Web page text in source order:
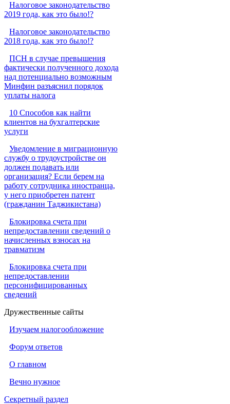
Налоговое законодательство
2019 года, как это было!?
Налоговое законодательство
2018 года, как это было!?
ПСН в случае превышения
фактически полученного дохода
над потенциально возможным
Минфин разъяснил порядок
уплаты налога
10 Способов как найти
клиентов на бухгалтерские
услуги
Уведомление в миграционную
службу о трудоустройстве он
должен подавать или
организация? Если берем на
работу сотрудника иностранца,
у него приобретен патент
(гражданин Таджикистана)
Блокировка счета при
непредоставлении сведений о
начисленных взносах на
травматизм
Блокировка счета при
непредоставлении
персонифицированных
сведений
Дружественные сайты
Изучаем налогообложение
Форум ответов
О главном
Вечно нужное
Секретный раздел